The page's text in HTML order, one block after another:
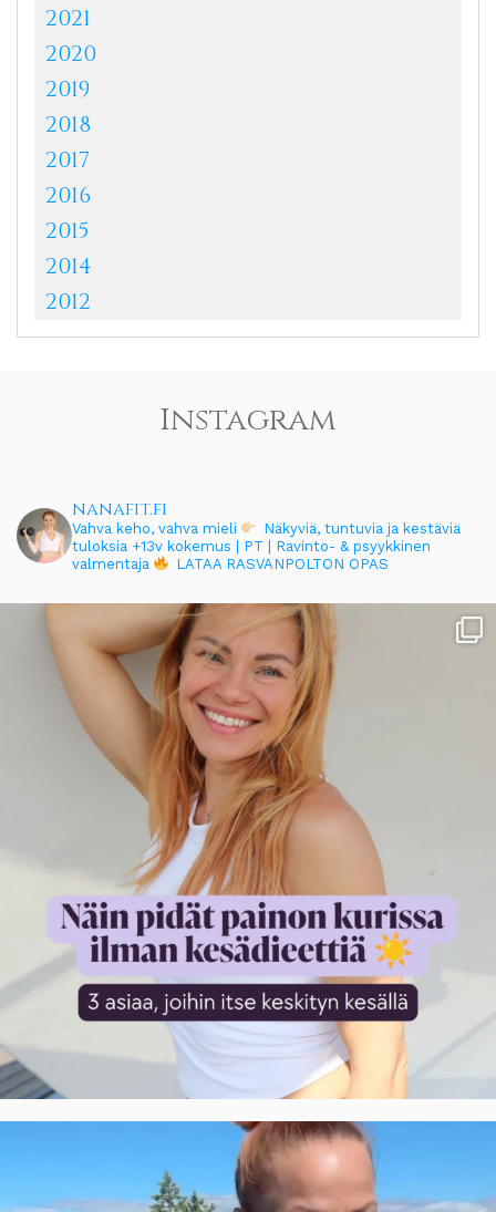
2021
2020
2019
2018
2017
2016
2015
2014
2012
Instagram
nanafit.fi
Vahva keho, vahva mieli
Näkyviä, tuntuvia ja kestäviä
tuloksia +13v kokemus | PT | Ravinto- & psyykkinen
valmentaja
LATAA RASVANPOLTON OPAS